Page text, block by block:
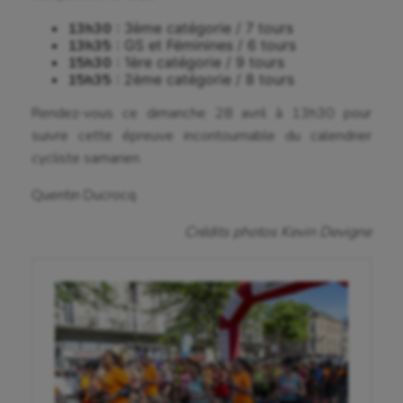
Cheerleading
Course à pied
Cyclisme
Escrime
Fitness
Flag football
Football américain
13h30 : 3ème catégorie / 7 tours
13h35 : GS et Féminines / 6 tours
15h30 : 1ère catégorie / 9 tours
15h35 : 2ème catégorie / 8 tours
Rendez-vous ce dimanche 28 avril à 13h30 pour
suivre cette épreuve incontournable du calendrier
cycliste samarien.
Quentin Ducrocq
Crédits photos Kevin Devigne